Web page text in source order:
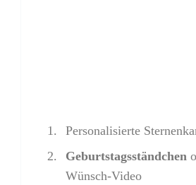
Personalisierte
Geburtstagsständchen
Wünsch-Video